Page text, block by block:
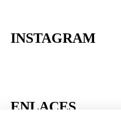
INSTAGRAM
ENLACES